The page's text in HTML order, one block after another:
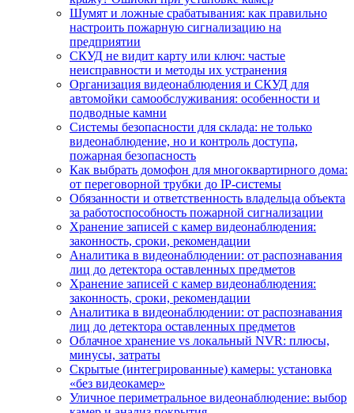
Шумят и ложные срабатывания: как правильно
настроить пожарную сигнализацию на
предприятии
СКУД не видит карту или ключ: частые
неисправности и методы их устранения
Организация видеонаблюдения и СКУД для
автомойки самообслуживания: особенности и
подводные камни
Системы безопасности для склада: не только
видеонаблюдение, но и контроль доступа,
пожарная безопасность
Как выбрать домофон для многоквартирного дома:
от переговорной трубки до IP-системы
Обязанности и ответственность владельца объекта
за работоспособность пожарной сигнализации
Хранение записей с камер видеонаблюдения:
законность, сроки, рекомендации
Аналитика в видеонаблюдении: от распознавания
лиц до детектора оставленных предметов
Хранение записей с камер видеонаблюдения:
законность, сроки, рекомендации
Аналитика в видеонаблюдении: от распознавания
лиц до детектора оставленных предметов
Облачное хранение vs локальный NVR: плюсы,
минусы, затраты
Скрытые (интегрированные) камеры: установка
«без видеокамер»
Уличное периметральное видеонаблюдение: выбор